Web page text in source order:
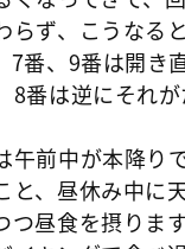
らず、こうなる
7番、9番は開き
8番は逆にそれ
午前中が本降り
と、昼休み中に
つ昼食を摂りま